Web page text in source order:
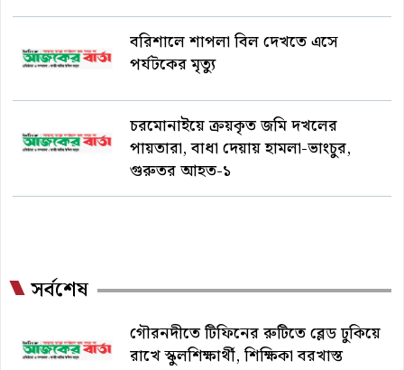
বরিশালে শাপলা বিল দেখতে এসে
পর্যটকের মৃত্যু
চরমোনাইয়ে ক্রয়কৃত জমি দখলের
পায়তারা, বাধা দেয়ায় হামলা-ভাংচুর,
গুরুতর আহত-১
সর্বশেষ
গৌরনদীতে টিফিনের রুটিতে ব্লেড ঢুকিয়ে
রাখে স্কুলশিক্ষার্থী, শিক্ষিকা বরখাস্ত